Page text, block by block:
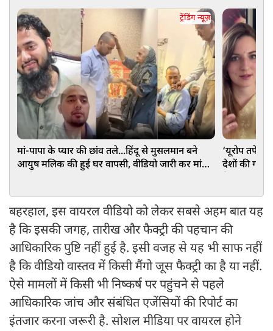
ट्रेंडिंग न्यूज़
मां-पापा के प्यार की छांव तले...हिंदू से मुसलमान बने
आयुष मलिक की हुई घर वापसी, वीडियो जारी कर मांगी
‘यूरोप तपे
देशों की
बहरहाल, इस वायरल वीडियो को लेकर सबसे अहम बात यह
है कि इसकी जगह, तारीख और फैक्ट्री की पहचान की
आधिकारिक पुष्टि नहीं हुई है. इसी वजह से यह भी साफ नहीं
है कि वीडियो वास्तव में किसी मैंगो जूस फैक्ट्री का है या नहीं.
ऐसे मामलों में किसी भी निष्कर्ष पर पहुंचने से पहले
आधिकारिक जांच और संबंधित एजेंसियों की रिपोर्ट का
इंतजार करना जरूरी है. सोशल मीडिया पर वायरल होने